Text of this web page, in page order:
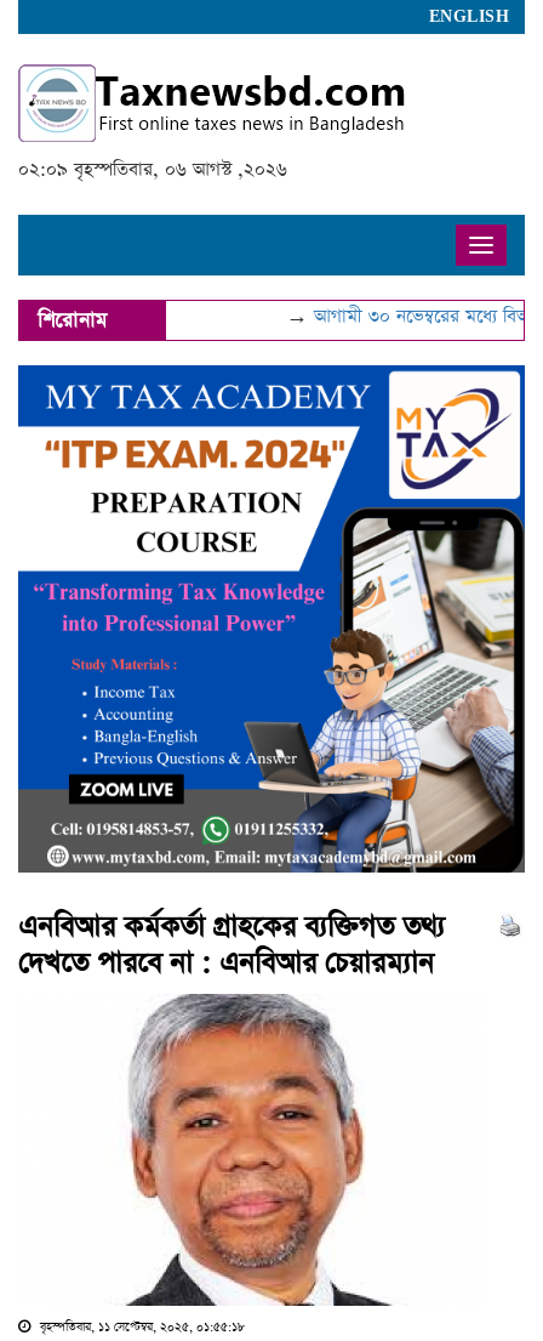
ENGLISH
০২:০৯ বৃহস্পতিবার, ০৬ আগস্ট ,২০২৬
Toggle
শিরোনাম →আগামী ৩০ নভেম্বরের মধ্যে
এনবিআর কর্মকর্তা গ্রাহকের ব্যক্তিগত তথ্য
দেখতে পারবে না : এনবিআর চেয়ারম্যান
বৃহস্পতিবার, ১১ সেপ্টেম্বর, ২০২৫, ০১:৫৫:১৮